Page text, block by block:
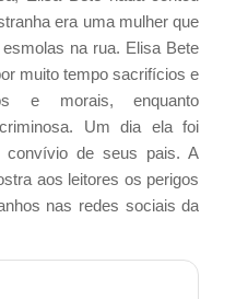
era uma mulher que
na rua. Elisa Bete
muito tempo sacrifícios e
e morais, enquanto
Um dia ela foi
convívio de seus pais. A
aos leitores os perigos
nas redes sociais da